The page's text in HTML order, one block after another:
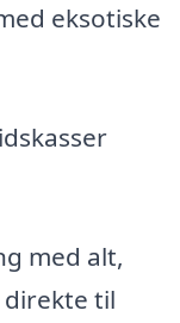
eksotiske
med alt,
til